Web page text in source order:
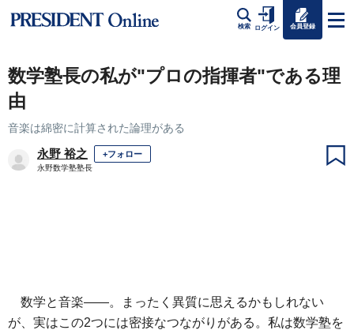
検索 ログイン 会員登録
数学塾長の私が"プロの指揮者"である理
由
音楽は綿密に計算された論理がある
永野 裕之 +フォロー
永野数学塾塾長
数学と音楽――。まったく異質に思えるかもしれない
が、実はこの2つには密接なつながりがある。私は数学塾を